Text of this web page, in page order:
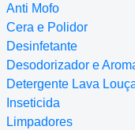
Anti Mofo
Cera e Polidor
Desinfetante
Desodorizador e
Detergente Lava
Inseticida
Limpadores